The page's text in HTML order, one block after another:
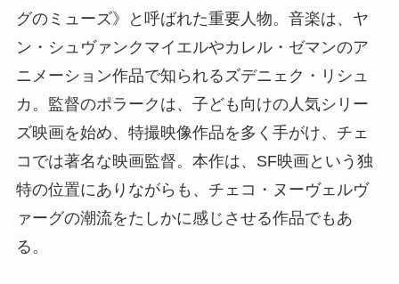
グのミューズ》と呼ばれた重要人物。音楽は、ヤ
ン・シュヴァンクマイエルやカレル・ゼマンのア
ニメーション作品で知られるズデニェク・リシュ
カ。監督のポラークは、子ども向けの人気シリー
ズ映画を始め、特撮映像作品を多く手がけ、チェ
コでは著名な映画監督。本作は、SF映画という独
特の位置にありながらも、チェコ・ヌーヴェルヴ
ァーグの潮流をたしかに感じさせる作品でもあ
る。